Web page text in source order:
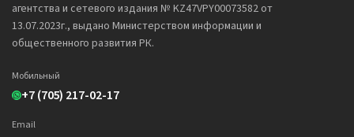
агентства и сетевого издания № KZ47VPY00073582 от
13.07.2023г., выдано Министерством информации и
общественного развития РК.
Мобильный
+7 (705) 217-02-17
Email